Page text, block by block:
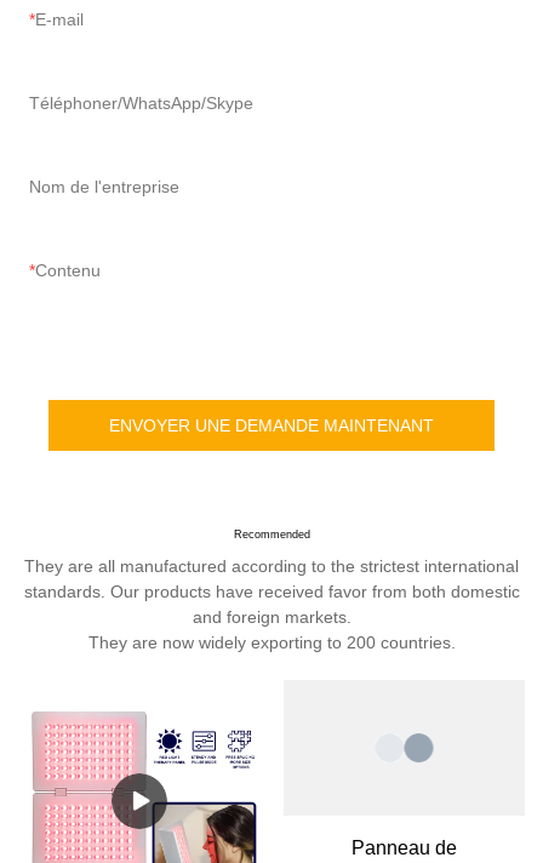
E-mail
Téléphoner/WhatsApp/Skype
Nom de l'entreprise
Contenu
ENVOYER UNE DEMANDE MAINTENANT
Recommended
They are all manufactured according to the strictest international
standards. Our products have received favor from both domestic
and foreign markets.
They are now widely exporting to 200 countries.
Panneau de